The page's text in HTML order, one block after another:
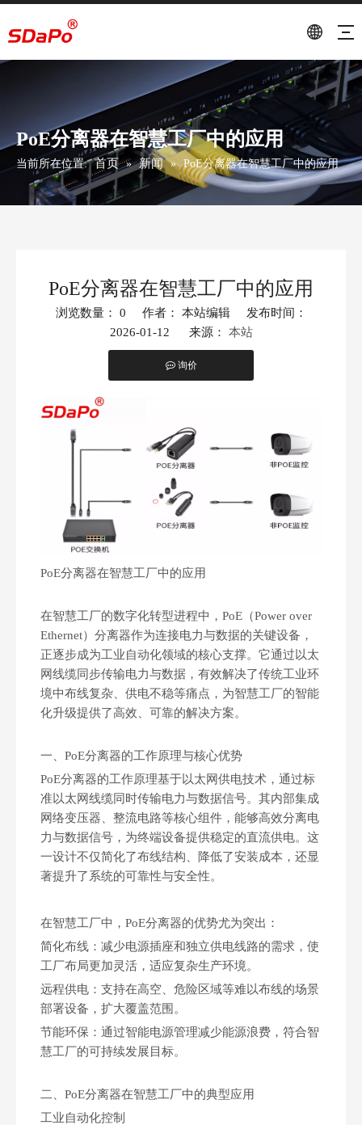
PoE分离器在智慧工厂中的应用
当前所在位置: 首页 » 新闻 » PoE分离器在智慧工厂中的应用
PoE分离器在智慧工厂中的应用
浏览数量： 0 作者： 本站编辑 发布时间：
2026-01-12 来源： 本站
询价
PoE分离器在智慧工厂中的应用‌
在智慧工厂的数字化转型进程中，PoE（Power over
Ethernet）分离器作为连接电力与数据的关键设备，
正逐步成为工业自动化领域的核心支撑。它通过以太
网线缆同步传输电力与数据，有效解决了传统工业环
境中布线复杂、供电不稳等痛点，为智慧工厂的智能
化升级提供了高效、可靠的解决方案。
一、PoE分离器的工作原理与核心优势‌
PoE分离器的工作原理基于以太网供电技术，通过标
准以太网线缆同时传输电力与数据信号。其内部集成
网络变压器、整流电路等核心组件，能够高效分离电
力与数据信号，为终端设备提供稳定的直流供电。这
一设计不仅简化了布线结构、降低了安装成本，还显
著提升了系统的可靠性与安全性。
在智慧工厂中，PoE分离器的优势尤为突出：
简化布线‌：减少电源插座和独立供电线路的需求，使
工厂布局更加灵活，适应复杂生产环境。
远程供电‌：支持在高空、危险区域等难以布线的场景
部署设备，扩大覆盖范围。
节能环保‌：通过智能电源管理减少能源浪费，符合智
慧工厂的可持续发展目标。
二、PoE分离器在智慧工厂中的典型应用‌
工业自动化控制‌